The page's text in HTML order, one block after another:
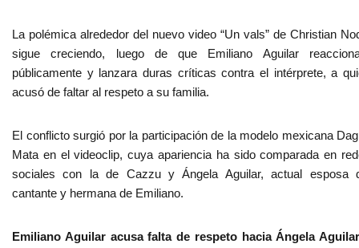
La polémica alrededor del nuevo video “Un vals” de Christian
sigue creciendo, luego de que Emiliano Aguilar
públicamente y lanzara duras críticas contra el intérprete, a
acusó de faltar al respeto a su familia.
El conflicto surgió por la participación de la modelo mexicana
Mata en el videoclip, cuya apariencia ha sido comparada en
sociales con la de Cazzu y Ángela Aguilar, actual esposa
cantante y hermana de Emiliano.
Emiliano Aguilar acusa falta de respeto hacia Ángela